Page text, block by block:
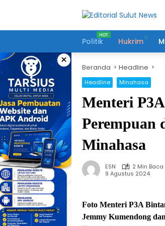
Politik Hukrim
× Beranda Headline
Headline Minahasa
Menteri
Perempuan
Minahasa
ESN
2 Min Baca
9 Agustus 2024
Foto Menteri P3A
Jemmy Kumendong